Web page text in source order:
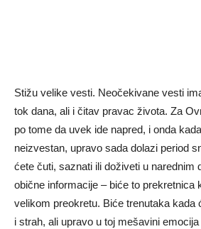
Stižu velike vesti. Neočekivane vesti
tok dana, ali i čitav pravac života. Za
po tome da uvek ide napred, i onda
neizvestan, upravo sada dolazi period
ćete čuti, saznati ili doživeti u narednim
obične informacije – biće to prekretnica
velikom preokretu. Biće trenutaka kada
i strah, ali upravo u toj mešavini